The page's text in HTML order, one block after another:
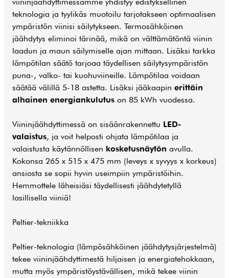
teknologia ja tyylikäs muotoilu tarjotakseen optimaalisen
ympäristön viinisi säilytykseen. Termosähköinen
jäähdytys eliminoi tärinää, mikä on välttämätöntä viinin
laadun ja maun säilymiselle ajan mittaan. Lisäksi tarkka
lämpötilan säätö tarjoaa täydellisen säilytysympäristön
puna-, valko- tai kuohuviineille. Lämpötilaa voidaan
säätää välillä 5-18 astetta. Lisäksi jääkaapin erittäin
alhainen energiankulutus on 85 kWh vuodessa.
Viininjäähdyttimessä on sisäänrakennettu LED-
valaistus, ja voit helposti ohjata lämpötilaa ja
valaistusta käytännöllisen kosketusnäytön avulla.
Kokonsa 265 x 515 x 475 mm (leveys x syvyys x korkeus)
ansiosta se sopii hyvin useimpiin ympäristöihin.
Hemmottele läheisiäsi täydellisesti jäähdytetyllä
lasillisella viiniä!
Peltier-tekniikka
Peltier-teknologia (lämpösähköinen jäähdytysjärjestelmä)
tekee viininjäähdyttimestä hiljaisen ja energiatehokkaan,
mutta myös ympäristöystävällisen, mikä tekee viinin